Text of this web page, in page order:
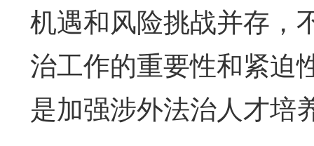
机遇和风险挑战并存，
治工作的重要性和紧迫
是加强涉外法治人才培